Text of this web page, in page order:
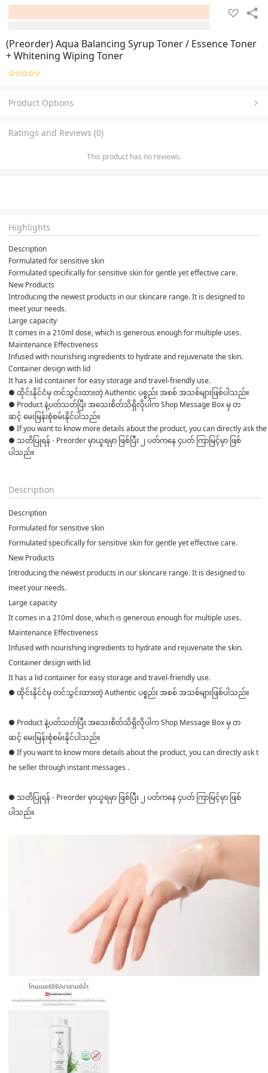
(Preorder) Aqua Balancing Syrup Toner / Essence Toner
+ Whitening Wiping Toner
Product Options
Ratings and Reviews (0)
This product has no reviews.
Highlights
Description
Formulated for sensitive skin
Formulated specifically for sensitive skin for gentle yet effective care.
New Products
Introducing the newest products in our skincare range. It is designed to
meet your needs.
Large capacity
It comes in a 210ml dose, which is generous enough for multiple uses.
Maintenance Effectiveness
Infused with nourishing ingredients to hydrate and rejuvenate the skin.
Container design with lid
It has a lid container for easy storage and travel-friendly use.
● ထိုင်းနိုင်ငံမှ တင်သွင်းထားတဲ့ Authentic ပစ္စည်း အစစ် အသစ်များဖြစ်ပါသည်။
● Product နဲ့ပတ်သတ်ပြီး အသေးစိတ်သိရှိလိုပါက Shop Message Box မှ တ
ဆင့် မေးမြန်းစုံစမ်းနိုင်ပါသည်။
● If you want to know more details about the product, you can directly ask
● သတိပြုရန် - Preorder မှာယူရမှာ ဖြစ်ပြီး ၂ ပတ်ကနေ ၄ပတ် ကြာမြင့်မှာ ဖြစ်
ပါသည်။
Description
Description
Formulated for sensitive skin
Formulated specifically for sensitive skin for gentle yet effective care.
New Products
Introducing the newest products in our skincare range. It is designed to
meet your needs.
Large capacity
It comes in a 210ml dose, which is generous enough for multiple uses.
Maintenance Effectiveness
Infused with nourishing ingredients to hydrate and rejuvenate the skin.
Container design with lid
It has a lid container for easy storage and travel-friendly use.
● ထိုင်းနိုင်ငံမှ တင်သွင်းထားတဲ့ Authentic ပစ္စည်း အစစ် အသစ်များဖြစ်ပါသည်။
● Product နဲ့ပတ်သတ်ပြီး အသေးစိတ်သိရှိလိုပါက Shop Message Box မှ တ
ဆင့် မေးမြန်းစုံစမ်းနိုင်ပါသည်။
● If you want to know more details about the product, you can directly ask t
he seller through instant messages .
● သတိပြုရန် - Preorder မှာယူရမှာ ဖြစ်ပြီး ၂ ပတ်ကနေ ၄ပတ် ကြာမြင့်မှာ ဖြစ်
ပါသည်။